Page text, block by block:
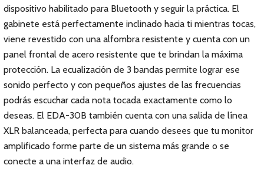
dispositivo habilitado para Bluetooth y seguir la práctica. El
gabinete está perfectamente inclinado hacia ti mientras tocas,
viene revestido con una alfombra resistente y cuenta con un
panel frontal de acero resistente que te brindan la máxima
protección. La ecualización de 3 bandas permite lograr ese
sonido perfecto y con pequeños ajustes de las frecuencias
podrás escuchar cada nota tocada exactamente como lo
deseas. El EDA-30B también cuenta con una salida de línea
XLR balanceada, perfecta para cuando desees que tu monitor
amplificado forme parte de un sistema más grande o se
conecte a una interfaz de audio.